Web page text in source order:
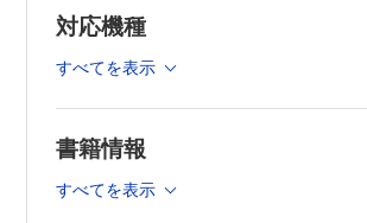
二刀流―形成外科専門医が幸福になる
第2回 大学医局とグローバル展
形成外科NEXT―次世代の本音―
No.137新潟大学医学部形成外科
ザッツ形成外科！
対応機種
すべてを表示
書籍情報
すべてを表示